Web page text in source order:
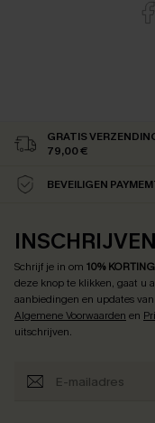
GRATIS
79,00 €
BEVEILIGEN
Schrijf je in om 10%
deze knop te klikken, gaat u
aanbiedingen en updates
Algemene Voorwaarden en
uitschrijven.